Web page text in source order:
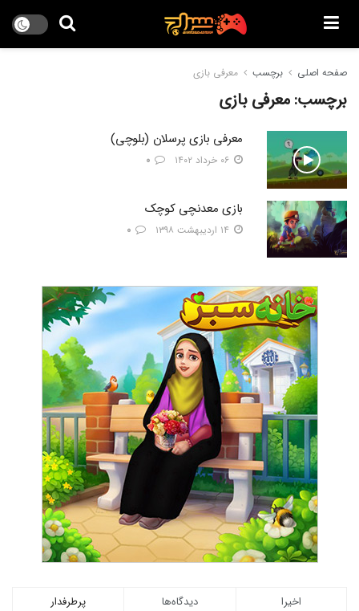
صفحه اصلی برچسب معرفی بازی
برچسب:معرفی بازی
معرفی بازی پرسلان (بلوچی)
بازی معدنچی کوچک
پرطرفدار دیدگاه‌ها اخیرا